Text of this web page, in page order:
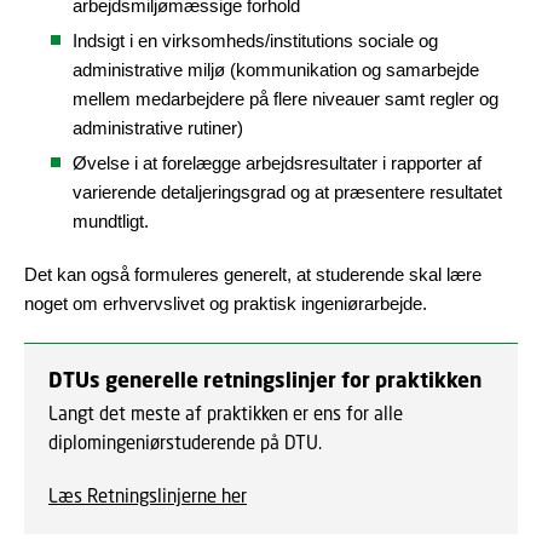
arbejdsmiljømæssige forhold
Indsigt i en virksomheds/institutions sociale og
administrative miljø (kommunikation og samarbejde
mellem medarbejdere på flere niveauer samt regler og
administrative rutiner)
Øvelse i at forelægge arbejdsresultater i rapporter af
varierende detaljeringsgrad og at præsentere resultatet
mundtligt.
Det kan også formuleres generelt, at studerende skal lære
noget om erhvervslivet og praktisk ingeniørarbejde.
DTUs generelle retningslinjer for praktikken
Langt det meste af praktikken er ens for alle
diplomingeniørstuderende på DTU.
Læs Retningslinjerne her